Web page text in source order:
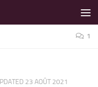
1
23 AOÛT 2021